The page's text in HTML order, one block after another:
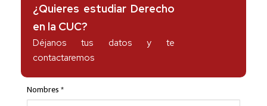
¿Quieres estudiar Derecho
en la CUC?
Déjanos tus datos y te
contactaremos